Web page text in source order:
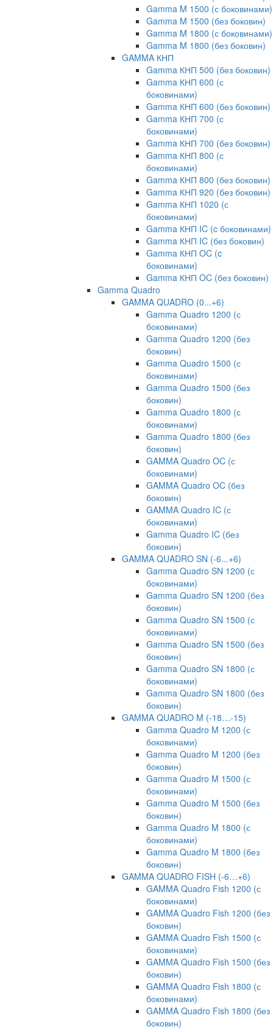
Gamma M 1500 (с боковинами)
Gamma M 1500 (без боковин)
Gamma M 1800 (с боковинами)
Gamma M 1800 (без боковин)
GAMMA КНП
Gamma КНП 500 (без боковин)
Gamma КНП 600 (с
боковинами)
Gamma КНП 600 (без боковин)
Gamma КНП 700 (с
боковинами)
Gamma КНП 700 (без боковин)
Gamma КНП 800 (с
боковинами)
Gamma КНП 800 (без боковин)
Gamma КНП 920 (без боковин)
Gamma КНП 1020 (с
боковинами)
Gamma КНП IC (c боковинами)
Gamma КНП IC (без боковин)
Gamma КНП OC (c
боковинами)
Gamma КНП OC (без боковин)
Gamma Quadro
GAMMA QUADRO (0...+6)
Gamma Quadro 1200 (с
боковинами)
Gamma Quadro 1200 (без
боковин)
Gamma Quadro 1500 (с
боковинами)
Gamma Quadro 1500 (без
боковин)
Gamma Quadro 1800 (с
боковинами)
Gamma Quadro 1800 (без
боковин)
GAMMA Quadro OC (с
боковинами)
GAMMA Quadro OC (без
боковин)
GAMMA Quadro IC (с
боковинами)
Gamma Quadro IC (без
боковин)
GAMMA QUADRO SN (-6...+6)
Gamma Quadro SN 1200 (с
боковинами)
Gamma Quadro SN 1200 (без
боковин)
Gamma Quadro SN 1500 (с
боковинами)
Gamma Quadro SN 1500 (без
боковин)
Gamma Quadro SN 1800 (с
боковинами)
Gamma Quadro SN 1800 (без
боковин)
GAMMA QUADRO M (-18…-15)
Gamma Quadro M 1200 (с
боковинами)
Gamma Quadro M 1200 (без
боковин)
Gamma Quadro M 1500 (с
боковинами)
Gamma Quadro M 1500 (без
боковин)
Gamma Quadro M 1800 (с
боковинами)
Gamma Quadro M 1800 (без
боковин)
GAMMA QUADRO FISH (-6…+6)
GAMMA Quadro Fish 1200 (с
боковинами)
GAMMA Quadro Fish 1200 (без
боковин)
GAMMA Quadro Fish 1500 (с
боковинами)
GAMMA Quadro Fish 1500 (без
боковин)
GAMMA Quadro Fish 1800 (с
боковинами)
GAMMA Quadro Fish 1800 (без
боковин)